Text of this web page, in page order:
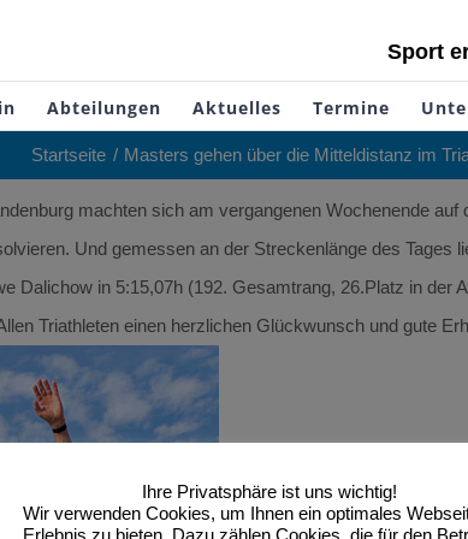
Sport
Abteilungen Aktuelles Termine
Startseite Masters gehen über die Mitteldistanz im
machten sich am vergangenen Wochenende
Und gemessen an der Streckenlänge des Tages
Dalichow in 5:15,07h (192. Gesamtrang, 26.Platz in
Triathleten einen herzlichen Glückwunsch und gute
Ihre Privatsphäre ist uns wichtig!
Wir verwenden Cookies, um Ihnen ein optimales
Erlebnis zu bieten. Dazu zählen Cookies, die für den